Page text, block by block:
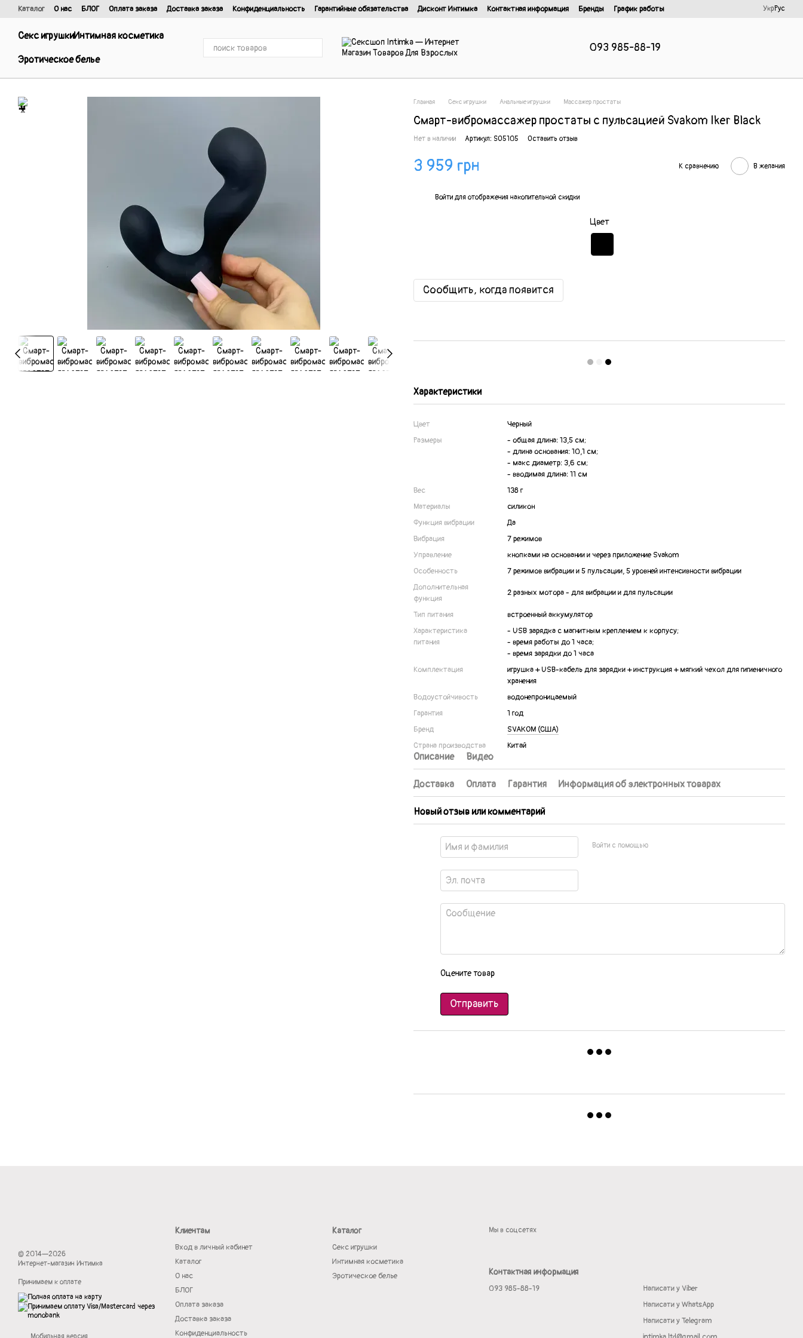
Перейти к основному контенту
Каталог О нас БЛОГ Оплата заказа Доставка заказа Конфиденциальность Гарантийные обязательства Дисконт Интимка Контактная информация Бренды
График работы
УкрРус
Секс игрушкиИнтимная косметика
Эротическое белье
093 985-88-19
Главная Секс игрушки Анальные игрушки Массажер простаты
Смарт-вибромассажер простаты с пульсацией Svakom Iker Black
Нет в наличии Артикул: SO5105 Оставить отзыв
3 959 грн К сравнению В желания
Войти для отображения накопительной скидки
Цвет
Сообщить, когда появится
Характеристики
Цвет
Черный
Размеры
- общая длина: 13,5 см;
- длина основания: 10,1 см;
- макс диаметр: 3,6 см;
- вводимая длина: 11 см
Вес
138 г
Материалы
силикон
Функция вибрации
Да
Вибрация
7 режимов
Управление
кнопками на основании и через приложение Svakom
Особенность
7 режимов вибрации и 5 пульсации, 5 уровней интенсивности вибрации
Дополнительная
функция
2 разных мотора - для вибрации и для пульсации
Тип питания
встроенный аккумулятор
Характеристика
питания
- USB зарядка с магнитным креплением к корпусу;
- время работы до 1 часа;
- время зарядки до 1 часа
Комплектация
игрушка + USB-кабель для зарядки + инструкция + мягкий чехол для гигиеничного
хранения
Водоустойчивость
водонепроницаемый
Гарантия
1 год
Бренд
SVAKOM (США)
Страна производства
Китай
Описание Видео
Доставка Оплата Гарантия Информация об электронных товарах
Новый отзыв или комментарий
Войти с помощью
Оцените товар
Отправить
© 2014—2026
Интернет-магазин Интимка
Принимаем к оплате
Клиентам
Вход в личный кабинет
Каталог
О нас
БЛОГ
Оплата заказа
Доставка заказа
Конфиденциальность
Каталог
Секс игрушки
Интимная косметика
Эротическое белье
Мы в соцсетях
Контактная информация
093 985-88-19
Написати у Viber
Написати у WhatsApp
Написати у Telegram